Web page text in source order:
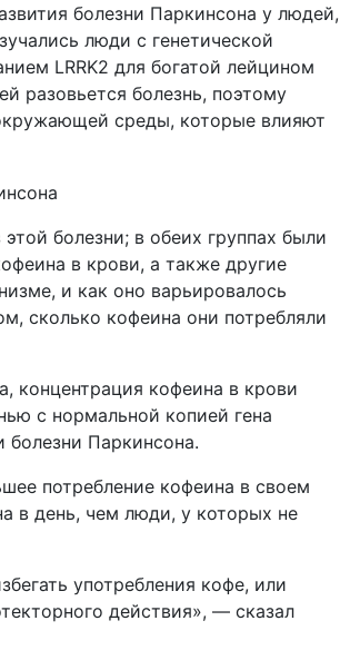
болезни Паркинсона у людей,
люди с генетической
LRRK2 для богатой лейцином
разовьется болезнь, поэтому
среды, которые влияют
болезни; в обеих группах были
в крови, а также другие
и как оно варьировалось
сколько кофеина они потребляли
концентрация кофеина в крови
с нормальной копией гена
Паркинсона.
потребление кофеина в своем
в день, чем люди, у которых не
употребления кофе, или
действия», — сказал